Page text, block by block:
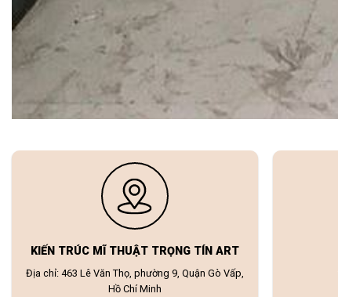
KIẾN TRÚC MĨ THUẬT TRỌNG TÍN ART
Địa chỉ: 463 Lê Văn Thọ, phường 9, Quận Gò Vấp,
Hồ Chí Minh